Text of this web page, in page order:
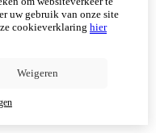
in duurzaamheid, kracht
vlonders, terrassen en
tegen weer en wind.\
uw gebruik van onze site
cookieverklaring hier
Weigeren